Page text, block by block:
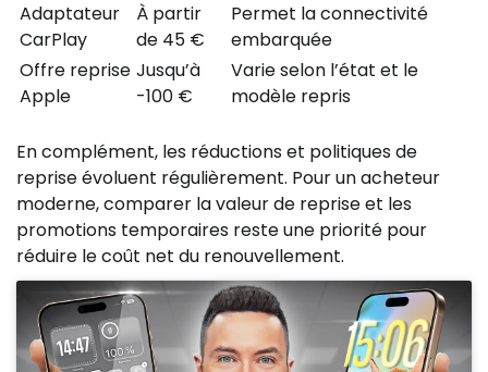
Adaptateur
CarPlay
À partir
de 45 €
Permet la connectivité
embarquée
Offre reprise
Apple
Jusqu’à
-100 €
Varie selon l’état et le
modèle repris
En complément, les réductions et politiques de
reprise évoluent régulièrement. Pour un acheteur
moderne, comparer la valeur de reprise et les
promotions temporaires reste une priorité pour
réduire le coût net du renouvellement.